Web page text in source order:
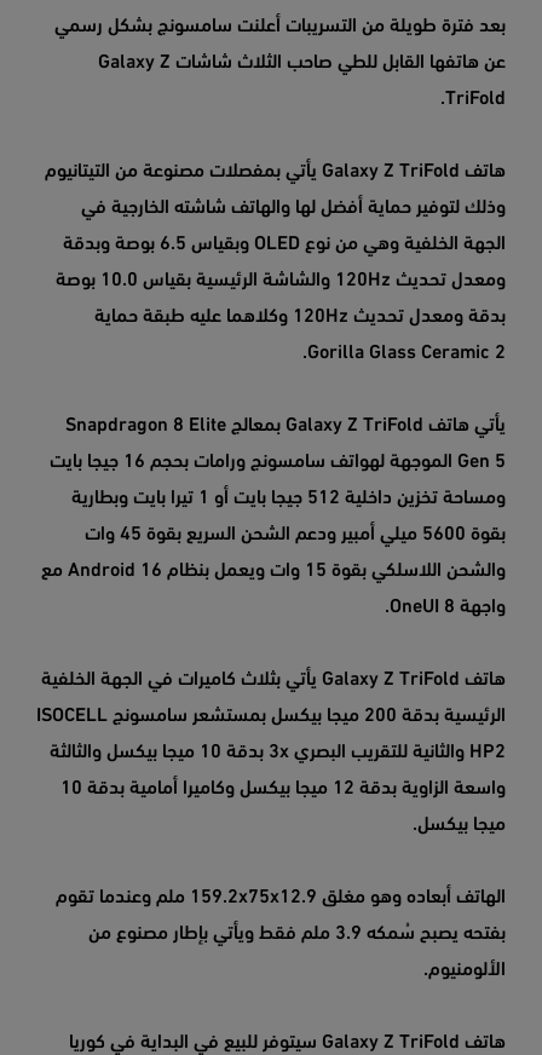
بعد فترة طويلة من التسريبات أعلنت سامسونج بشكل رسمي
عن هاتفها القابل للطي صاحب الثلاث شاشات Galaxy Z
TriFold.
هاتف Galaxy Z TriFold يأتي بمفصلات مصنوعة من التيتانيوم
وذلك لتوفير حماية أفضل لها والهاتف شاشته الخارجية في
الجهة الخلفية وهي من نوع OLED وبقياس 6.5 بوصة وبدقة
ومعدل تحديث 120Hz والشاشة الرئيسية بقياس 10.0 بوصة
بدقة ومعدل تحديث 120Hz وكلاهما عليه طبقة حماية
Gorilla Glass Ceramic 2.
يأتي هاتف Galaxy Z TriFold بمعالج Snapdragon 8 Elite
Gen 5 الموجهة لهواتف سامسونج ورامات بحجم 16 جيجا بايت
ومساحة تخزين داخلية 512 جيجا بايت أو 1 تيرا بايت وبطارية
بقوة 5600 ميلي أمبير ودعم الشحن السريع بقوة 45 وات
والشحن اللاسلكي بقوة 15 وات ويعمل بنظام Android 16 مع
واجهة OneUI 8.
هاتف Galaxy Z TriFold يأتي بثلاث كاميرات في الجهة الخلفية
الرئيسية بدقة 200 ميجا بيكسل بمستشعر سامسونج ISOCELL
HP2 والثانية للتقريب البصري 3x بدقة 10 ميجا بيكسل والثالثة
واسعة الزاوية بدقة 12 ميجا بيكسل وكاميرا أمامية بدقة 10
ميجا بيكسل.
الهاتف أبعاده وهو مغلق 159.2x75x12.9 ملم وعندما تقوم
بفتحه يصبح سُمكه 3.9 ملم فقط ويأتي بإطار مصنوع من
الألومنيوم.
هاتف Galaxy Z TriFold سيتوفر للبيع في البداية في كوريا